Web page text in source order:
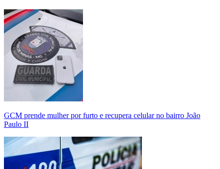
GCM prende mulher por furto e recupera celular no bairro João
Paulo II